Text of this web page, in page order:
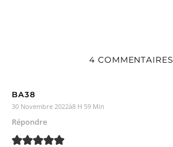
4 COMMENTAIRES
BA38
30 Novembre 2022à8 H 59 Min
Répondre